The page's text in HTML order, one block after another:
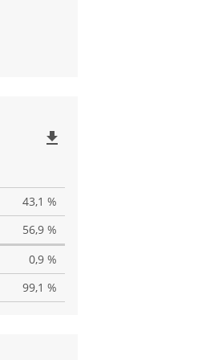
file_download
43,1 %
56,9 %
0,9 %
99,1 %